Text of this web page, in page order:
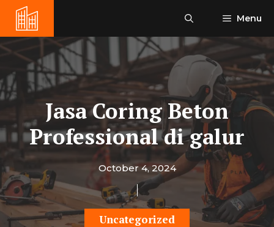
content
Menu
Jasa Coring Beton
Professional di galur
October 4, 2024
Uncategorized